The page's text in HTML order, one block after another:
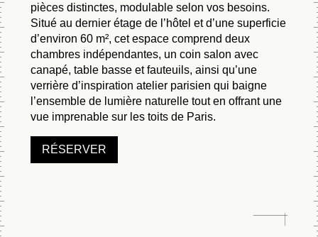
pièces distinctes, modulable selon vos besoins.
Situé au dernier étage de l’hôtel et d’une superficie
d’environ 60 m², cet espace comprend deux
chambres indépendantes, un coin salon avec
canapé, table basse et fauteuils, ainsi qu’une
verrière d’inspiration atelier parisien qui baigne
l’ensemble de lumière naturelle tout en offrant une
vue imprenable sur les toits de Paris.
RÉSERVER